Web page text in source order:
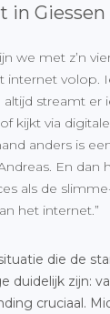
in Giessen
we met z’n
internet volop.
streamt er
kijkt via
anders is
En
als de
het internet.”
die de
duidelijk zijn:
cruciaal.